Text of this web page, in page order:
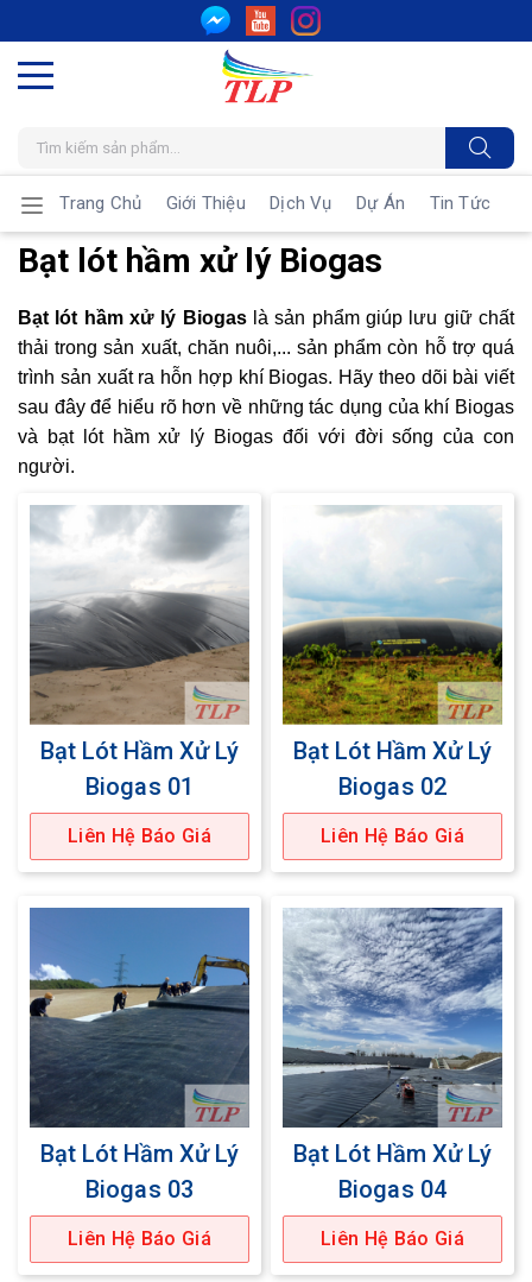
Trang Chủ Giới Thiệu Dịch Vụ Dự Án Tin Tức
Bạt lót hầm xử lý Biogas
Bạt lót hầm xử lý Biogaslà sản phẩm giúp lưu giữ chất
thải trong sản xuất, chăn nuôi,... sản phẩm còn hỗ trợ quá
trình sản xuất ra hỗn hợp khí Biogas. Hãy theo dõi bài viết
sau đây để hiểu rõ hơn về những tác dụng của khí Biogas
và bạt lót hầm xử lý Biogas đối với đời sống của con
người.
Bạt Lót Hầm Xử Lý
Biogas 01
Liên Hệ Báo Giá
Bạt Lót Hầm Xử Lý
Biogas 02
Liên Hệ Báo Giá
Bạt Lót Hầm Xử Lý
Biogas 03
Liên Hệ Báo Giá
Bạt Lót Hầm Xử Lý
Biogas 04
Liên Hệ Báo Giá